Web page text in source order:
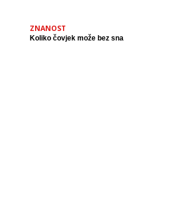
ZNANOST
Koliko čovjek može bez sna